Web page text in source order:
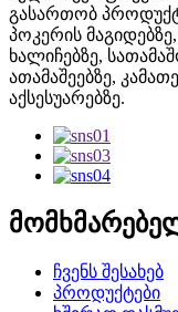
გასართობ
პოკერის
ხალიჩებზე,
ათამაშეებზე,
აქსესუარებზე.
ჩვენს შესახებ
პროდუქტები